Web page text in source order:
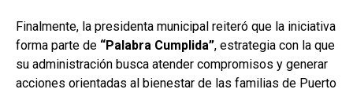
Finalmente, la presidenta municipal reiteró que la iniciativa
forma parte de “Palabra Cumplida”, estrategia con la que
su administración busca atender compromisos y generar
acciones orientadas al bienestar de las familias de Puerto